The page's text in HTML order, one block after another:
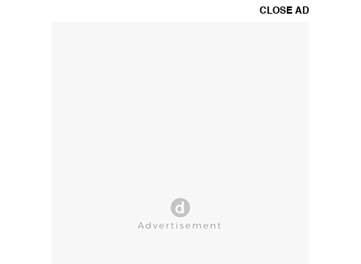
CLOSE AD